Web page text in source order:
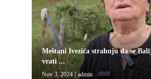
Meštani Ivezića strahuju da se
vrati ...
Nov 3, 2024 admin